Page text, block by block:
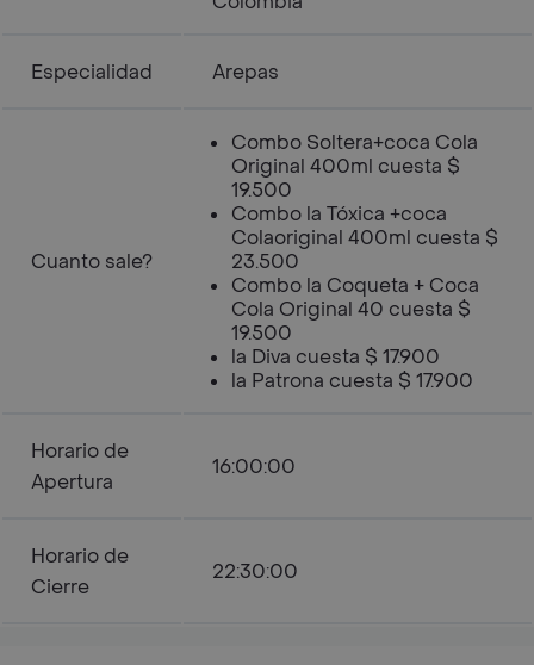
Especialidad Arepas
Cuanto sale?
Combo Soltera+coca Cola
Original 400ml cuesta $
19.500
Combo la Tóxica +coca
Colaoriginal 400ml cuesta $
23.500
Combo la Coqueta + Coca
Cola Original 40 cuesta $
19.500
la Diva cuesta $ 17.900
la Patrona cuesta $ 17.900
Horario de
Apertura
16:00:00
Horario de
Cierre
22:30:00